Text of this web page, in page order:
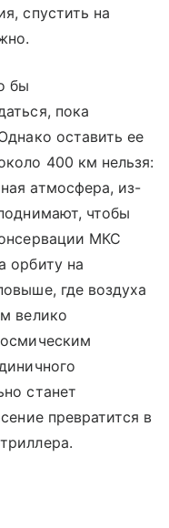
спустить на
бы
пока
оставить ее
400 км нельзя:
атмосфера, из-
чтобы
МКС
орбиту на
где воздуха
велико
станет
превратится в